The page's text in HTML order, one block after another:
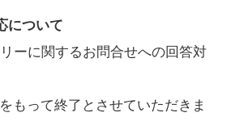
について
ーに関するお問合せへの回答対
もって終了とさせていただきま